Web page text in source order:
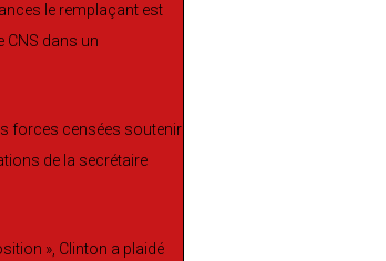
le remplaçant est
CNS dans un
forces censées soutenir
de la secrétaire
», Clinton a plaidé